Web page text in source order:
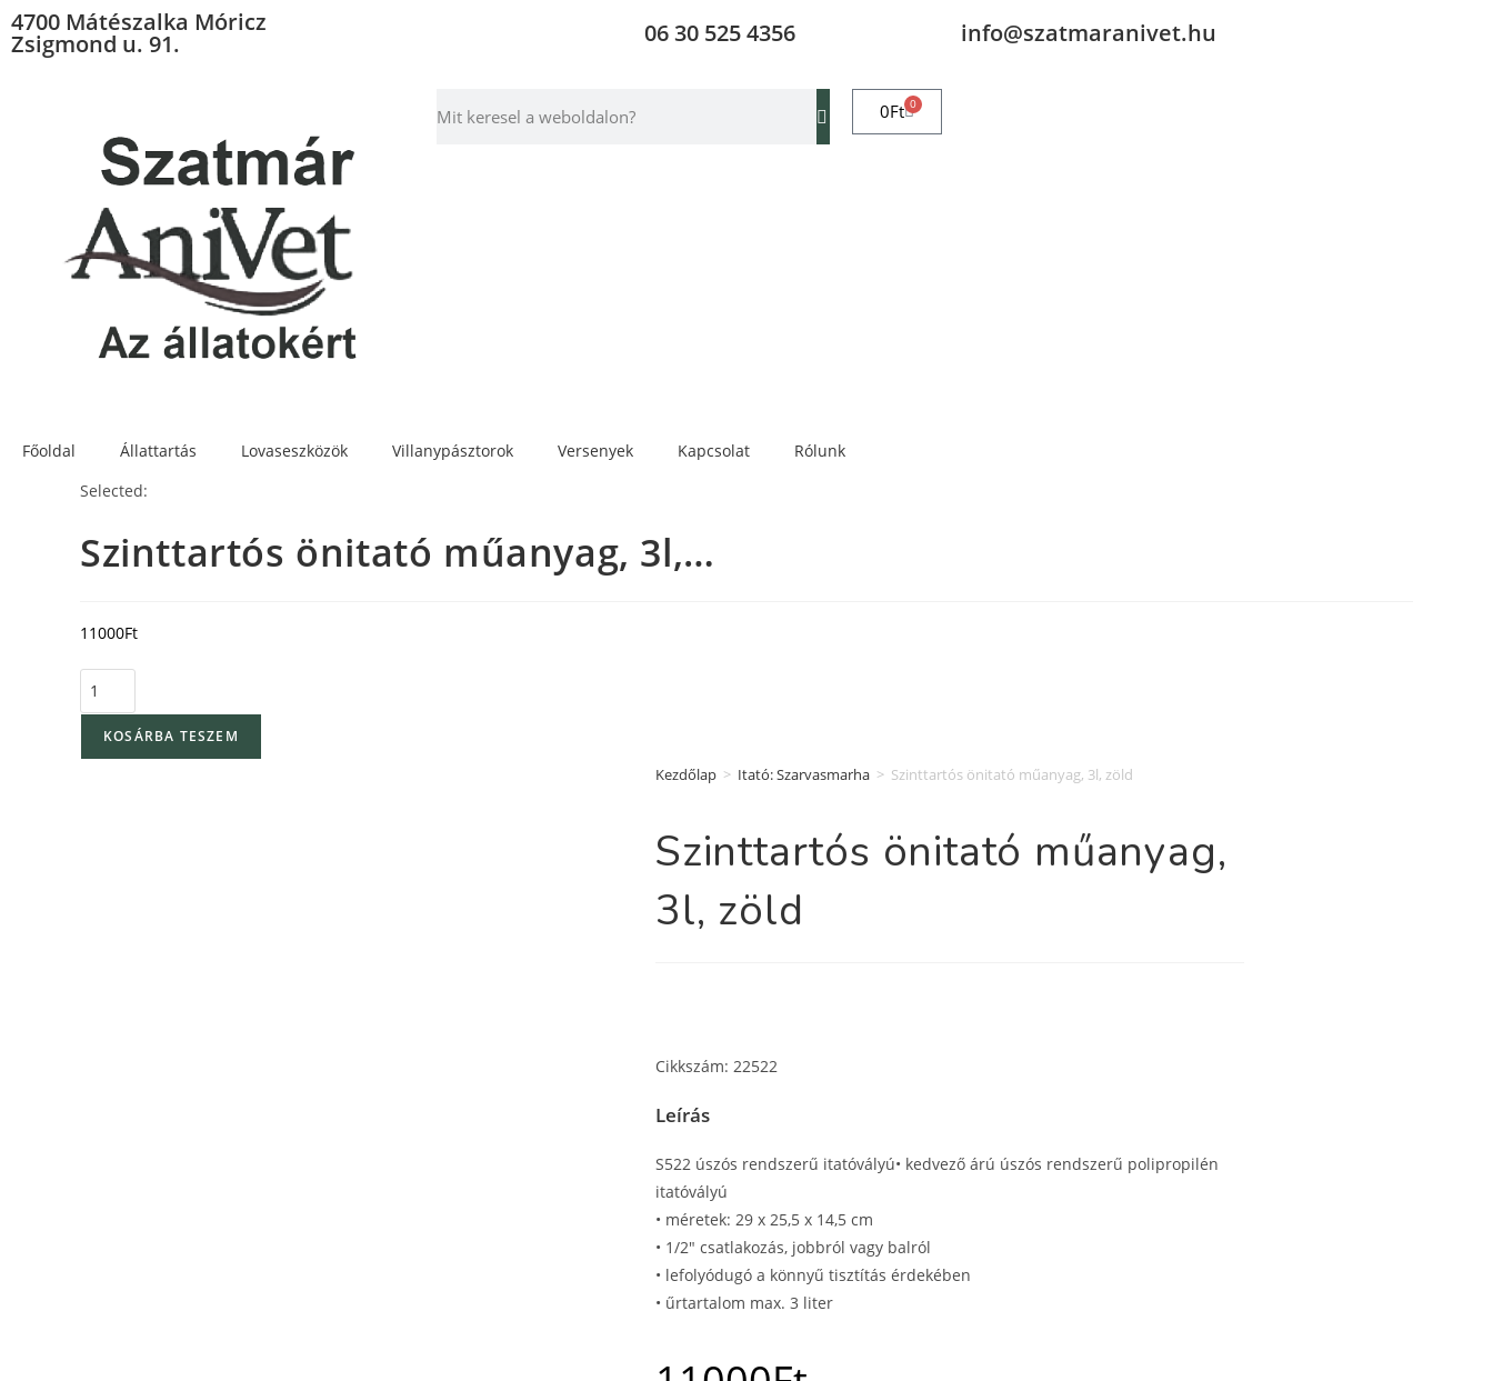
4700 Mátészalka Móricz
Zsigmond u. 91. 06 30 525 4356 info@szatmaranivet.hu
0Ft 0
Főoldal Állattartás Lovaseszközök Villanypásztorok Versenyek Kapcsolat
Rólunk
Selected:
Szinttartós önitató műanyag, 3l,…
11000Ft
KOSÁRBA TESZEM
Kezdőlap > Itató: Szarvasmarha > Szinttartós önitató műanyag, 3l, zöld
Szinttartós önitató műanyag,
3l, zöld
Cikkszám: 22522
Leírás
S522 úszós rendszerű itatóvályú• kedvező árú úszós rendszerű polipropilén
itatóvályú
• méretek: 29 x 25,5 x 14,5 cm
• 1/2″ csatlakozás, jobbról vagy balról
• lefolyódugó a könnyű tisztítás érdekében
• űrtartalom max. 3 liter